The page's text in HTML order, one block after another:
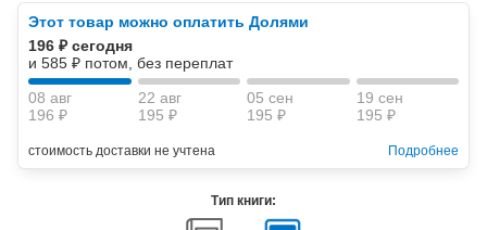
НЛП
Этот товар можно оплатить Долями
196 ₽ сегодня
и 585 ₽ потом, без переплат
08 авг
196 ₽
22 авг
195 ₽
05 сен
195 ₽
19 сен
195 ₽
стоимость доставки не учтена Подробнее
Тип книги: